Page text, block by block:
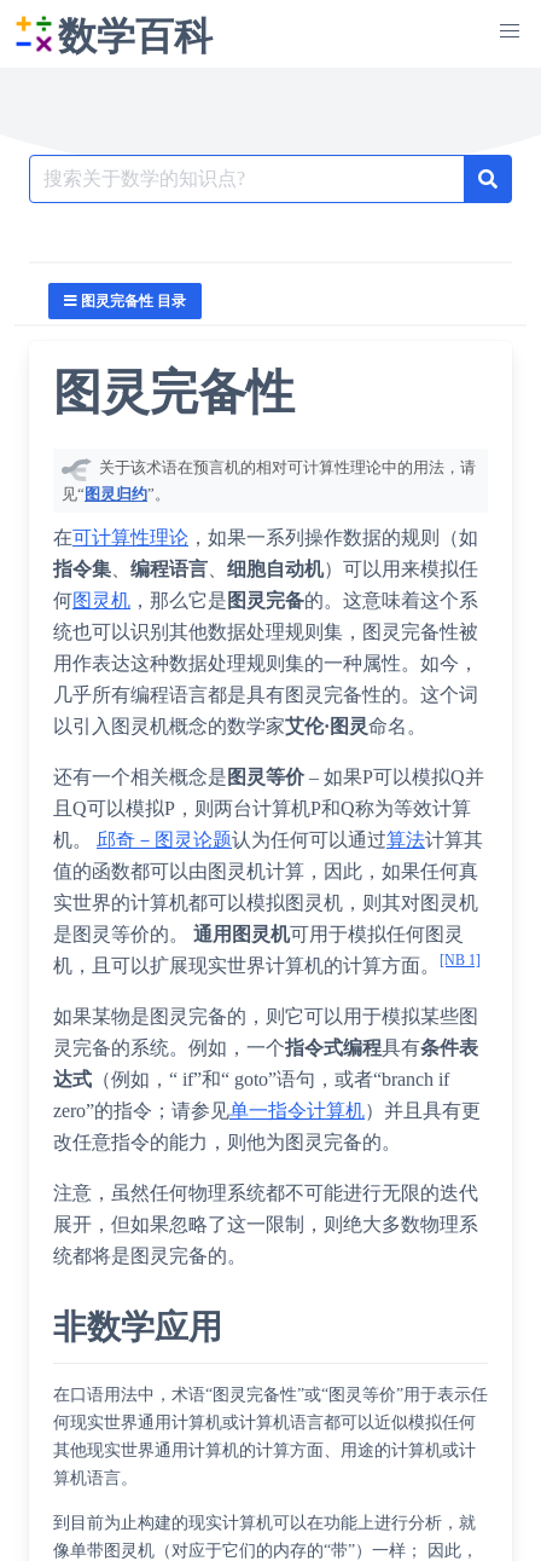
数学百科
Search
for:
图灵完备性 目录
图灵完备性
关于该术语在预言机的相对可计算性理论中的用法，请
见“图灵归约”。
在可计算性理论 ，如果一系列操作数据的规则（如
指令集
编程语言 细胞自动机）可以用来模拟任
何图灵机 ，那么它是 图灵完备的。这意味着这个系
统也可以识别其他数据处理规则集，图灵完备性被
用作表达这种数据处理规则集的一种属性。如今，
几乎所有编程语言都是具有图灵完备性的。这个词
以引入图灵机概念的数学家艾伦·图灵命名。
还有一个相关概念是 图灵等价– 如果P可以模拟Q并
且Q可以模拟P，则两台计算机P和Q称为等效计算
机。 邱奇－图灵论题认为任何可以通过算法计算其
值的函数都可以由图灵机计算，因此，如果任何真
实世界的计算机都可以模拟图灵机，则其对图灵机
是图灵等价的。 通用图灵机可用于模拟任何图灵
机，且可以扩展现实世界计算机的计算方面。
[NB 1]
如果某物是图灵完备的，则它可以用于模拟某些图
灵完备的系统。例如，一个指令式编程具有条件表
达式 （例如，“ if”和“ goto”语句，或者“branch if
zero”的指令；请参见单一指令计算机）并且具有更
改任意指令的能力，则他为图灵完备的。
注意，虽然任何物理系统都不可能进行无限的迭代
展开，但如果忽略了这一限制，则绝大多数物理系
统都将是图灵完备的。
非数学应用
在口语用法中，术语“图灵完备性”或“图灵等价”用于表示任
何现实世界通用计算机或计算机语言都可以近似模拟任何
其他现实世界通用计算机的计算方面、用途的计算机或计
算机语言。
到目前为止构建的现实计算机可以在功能上进行分析，就
像单带图灵机（对应于它们的内存的“带”）一样； 因此，